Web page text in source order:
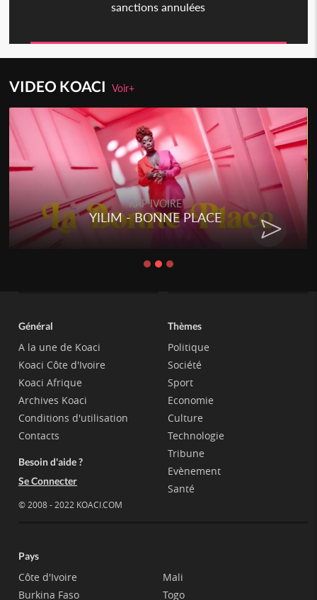
sanctions annulées
VIDEO KOACIVoir+
RAP IVOIRE
YILIM - BONNE PLACE
Général
A la une de Koaci
Koaci Côte d'Ivoire
Koaci Afrique
Archives Koaci
Conditions d'utilisation
Contacts
Besoin d'aide ?
Se Connecter
© 2008 - 2022 KOACI.COM
Thèmes
Politique
Société
Sport
Economie
Culture
Technologie
Tribune
Evènement
Santé
Pays
Côte d'Ivoire
Burkina Faso
Mali
Togo